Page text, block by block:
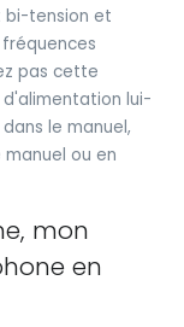
bi-tension et
pas cette
lui-
le manuel,
ou en
mon
en